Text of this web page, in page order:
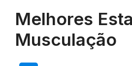
Melhores
Musculação